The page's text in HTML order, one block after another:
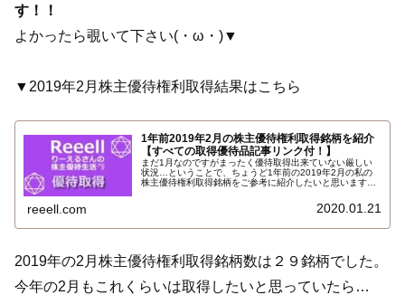
す！！
よかったら覗いて下さい(・ω・)▼
▼2019年2月株主優待権利取得結果はこちら
1年前2019年2月の株主優待権利取得銘柄を紹介
【すべての取得優待品記事リンク付！】
まだ1月なのですがまったく優待取得出来ていない厳しい
状況…ということで、ちょうど1年前の2019年2月の私の
株主優待権利取得銘柄をご参考に紹介したいと思います。
reeell.com 2020.01.21
2019年の2月株主優待権利取得銘柄数は２９銘柄でした。
今年の2月もこれくらいは取得したいと思っていたら…